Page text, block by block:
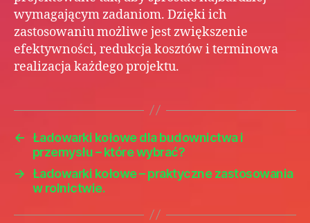
wymagającym zadaniom. Dzięki ich
zastosowaniu możliwe jest zwiększenie
efektywności, redukcja kosztów i terminowa
realizacja każdego projektu.
← Ładowarki kołowe dla budownictwa i
przemysłu – które wybrać?
→ Ładowarki kołowe – praktyczne zastosowania
w rolnictwie.